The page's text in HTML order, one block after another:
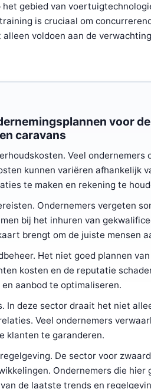
gebied van
is cruciaal om
voldoen aan de
voor
caravans
Veel
kunnen variëren afhankelijk
te maken en rekening te
Ondernemers vergeten
bij het inhuren van
brengt om de juiste mensen
Het niet goed plannen
kosten en de reputatie
aanbod te optimaliseren.
In deze sector draait het niet
Veel ondernemers
klanten te garanderen.
De sector voor
Ondernemers die hier
de laatste trends en